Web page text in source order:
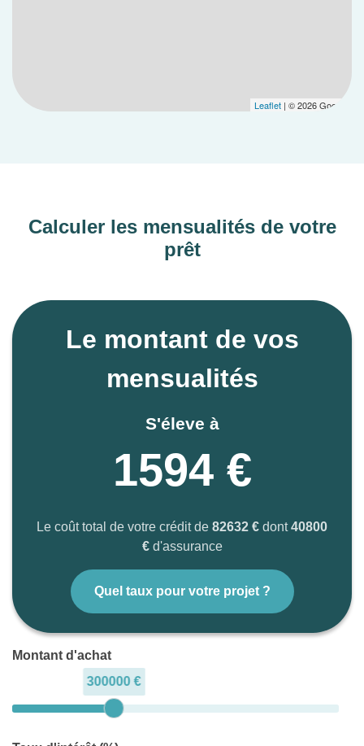
Leaflet | © 2026 Google
Calculer les mensualités de votre
prêt
Le montant de vos
mensualités
S'éleve à
1594 €
Le coût total de votre crédit de 82632 € dont40800
€d'assurance
Quel taux pour votre projet ?
Montant d'achat
300000 €